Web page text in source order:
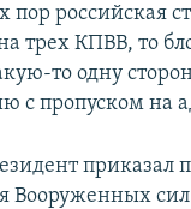
пор российская
трех КПВВ, то
то одну
с пропуском на
приказал
Вооруженных